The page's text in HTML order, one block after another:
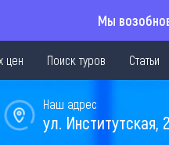
Мы
цен Поиск туров Статьи
Наш адрес
ул. Институтская,